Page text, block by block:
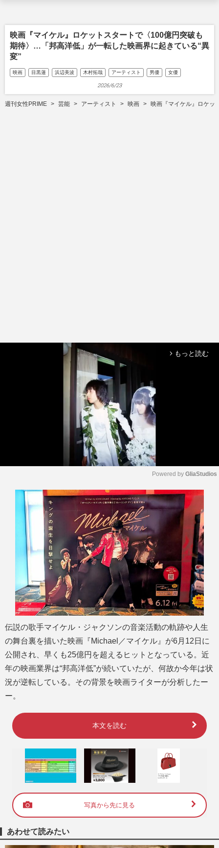
映画『マイケル』ロケットスタートで〈100億円突破も
期待〉…「邦高洋低」が一転した映画界に起きている“異
変”
映画 目黒蓮 浜辺美波 木村拓哉 アーティスト 男優 女優
2026/6/23
週刊女性PRIME 芸能 アーティスト 映画 映画『マイケル』ロケッ
arrow_forward_ios もっと読む
M
u
t
Powered by GliaStudios
伝説の歌手マイケル・ジャクソンの音楽活動の軌跡や人生
の舞台裏を描いた映画『Michael／マイケル』が6月12日に
公開され、早くも25億円を超えるヒットとなっている。近
年の映画業界は“邦高洋低”が続いていたが、何故か今年は状
況が逆転している。その背景を映画ライターが分析したー
ー。
本文を読む
写真から先に見る
あわせて読みたい